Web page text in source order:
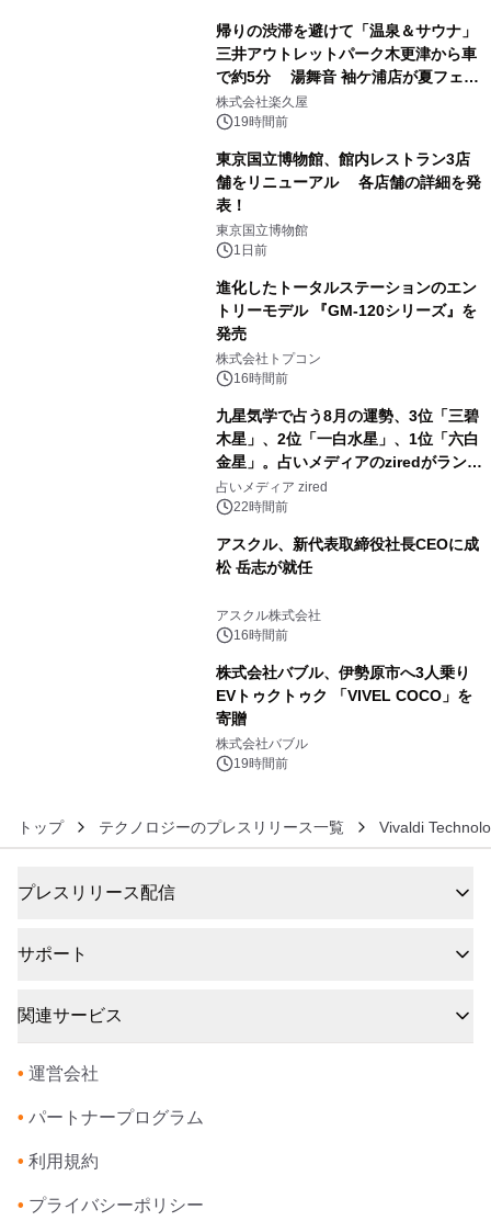
帰りの渋滞を避けて「温泉＆サウナ」
三井アウトレットパーク木更津から車
で約5分 湯舞音 袖ケ浦店が夏フェア
メニューを提供
株式会社楽久屋
19時間前
東京国立博物館、館内レストラン3店
舗をリニューアル 各店舗の詳細を発
表！
東京国立博物館
1日前
進化したトータルステーションのエン
トリーモデル 『GM-120シリーズ』を
発売
株式会社トプコン
16時間前
九星気学で占う8月の運勢、3位「三碧
木星」、2位「一白水星」、1位「六白
金星」。占いメディアのziredがランキ
ングを発表
占いメディア zired
22時間前
アスクル、新代表取締役社長CEOに成
松 岳志が就任
アスクル株式会社
16時間前
株式会社バブル、伊勢原市へ3人乗り
EVトゥクトゥク 「VIVEL COCO」を
寄贈
株式会社バブル
19時間前
トップ テクノロジーのプレスリリース一覧 Vivaldi
プレスリリース配信
サポート
関連サービス
• 運営会社
• パートナープログラム
• 利用規約
• プライバシーポリシー